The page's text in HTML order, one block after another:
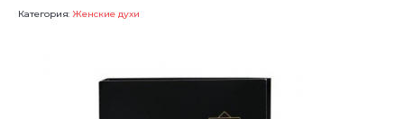
Категория: Женские духи